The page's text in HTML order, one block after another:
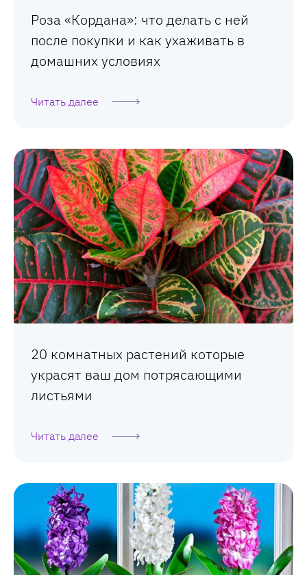
Роза «Кордана»: что делать с ней
после покупки и как ухаживать в
домашних условиях
Читать далее
20 комнатных растений которые
украсят ваш дом потрясающими
листьями
Читать далее